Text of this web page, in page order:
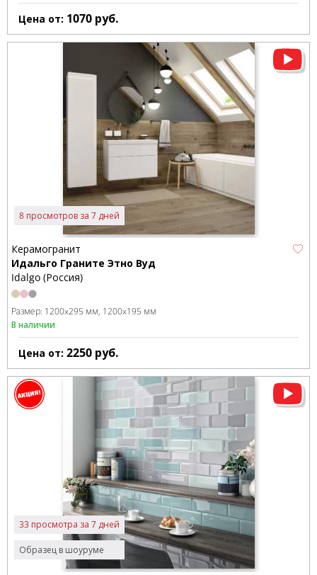
Цена от: 1070 руб.
8 просмотров за 7 дней
Керамогранит
Идальго Граните Этно Вуд
Idalgo (Россия)
Размер: 1200x295 мм 1200x195 мм
В наличии
Цена от: 2250 руб.
Образец в шоуруме
33 просмотра за 7 дней